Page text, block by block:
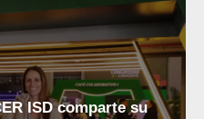
ISD comparte su